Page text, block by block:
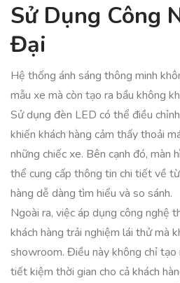
Sử Dụng Công
Đại
Hệ thống ánh sáng thông minh
mẫu xe mà còn tạo ra bầu không
Sử dụng đèn LED có thể điều
khiến khách hàng cảm thấy thoải
những chiếc xe. Bên cạnh đó, màn
thể cung cấp thông tin chi tiết về
hàng dễ dàng tìm hiểu và so sánh.
Ngoài ra, việc áp dụng công nghệ
khách hàng trải nghiệm lái thử mà
showroom. Điều này không chỉ tạo
tiết kiệm thời gian cho cả khách